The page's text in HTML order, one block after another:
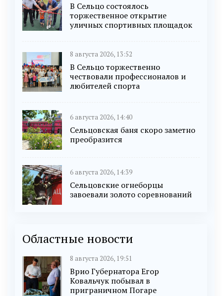
В Сельцо состоялось
торжественное открытие
уличных спортивных площадок
8 августа 2026, 13:52
В Сельцо торжественно
чествовали профессионалов и
любителей спорта
6 августа 2026, 14:40
Сельцовская баня скоро заметно
преобразится
6 августа 2026, 14:39
Сельцовские огнеборцы
завоевали золото соревнований
Областные новости
8 августа 2026, 19:51
Врио Губернатора Егор
Ковальчук побывал в
приграничном Погаре